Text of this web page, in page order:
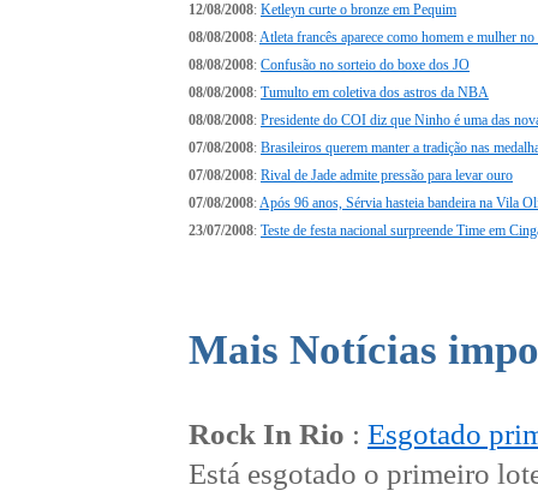
12/08/2008: Ketleyn curte o bronze em Pequim
08/08/2008:Atleta francês aparece como homem e mulher
08/08/2008: Confusão no sorteio do boxe dos JO
08/08/2008: Tumulto em coletiva dos astros da NBA
08/08/2008: Presidente do COI diz que Ninho é uma das
07/08/2008: Brasileiros querem manter a tradição nas
07/08/2008: Rival de Jade admite pressão para levar ouro
07/08/2008:Após 96 anos, Sérvia hasteia bandeira na Vila
23/07/2008: Teste de festa nacional surpreende Time em
Mais Notícias
Rock In Rio : Esgotado
Está esgotado o primeiro